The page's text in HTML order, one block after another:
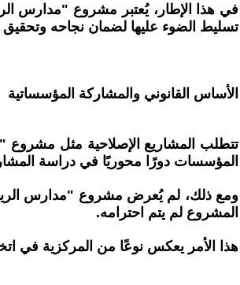
في هذا الإطار، يُعتبر مشروع "مدارس
تسليط الضوء عليها لضمان نجاحه وتحقيق
الأساس القانوني والمشاركة المؤسساتية
تتطلب المشاريع الإصلاحية مثل مشروع
المؤسسات دورًا محوريًا في دراسة
ومع ذلك، لم يُعرض مشروع "مدارس
المشروع لم يتم احترامه.
هذا الأمر يعكس نوعًا من المركزية في